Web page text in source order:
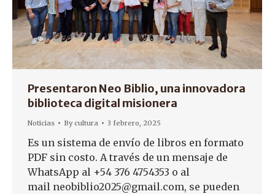
Presentaron Neo Biblio, una innovadora
biblioteca digital misionera
Noticias Bycultura 3 febrero, 2025
Es un sistema de envío de libros en formato
PDF sin costo. A través de un mensaje de
WhatsApp al +54 376 4754353 o al
mail neobiblio2025@gmail.com, se pueden